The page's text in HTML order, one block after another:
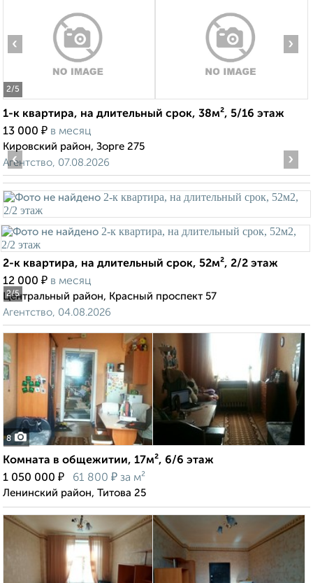
2/5
‹ ›
1-к квартира, на длительный срок, 38м², 5/16 этаж
13 000 ₽ в месяц
Кировский район, Зорге 275
Агентство, 07.08.2026
2/5
‹ ›
2-к квартира, на длительный срок, 52м², 2/2 этаж
12 000 ₽ в месяц
Центральный район, Красный проспект 57
Агентство, 04.08.2026
8
Комната в общежитии, 17м², 6/6 этаж
1 050 000 ₽ 61 800 ₽ за м²
Ленинский район, Титова 25